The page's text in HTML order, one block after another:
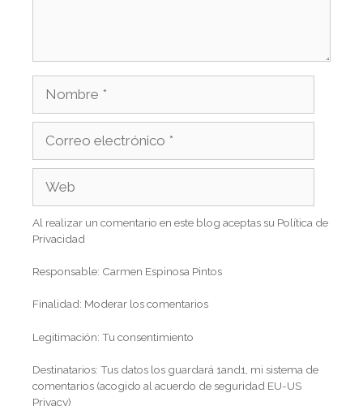
Al realizar un comentario en este blog aceptas su Política de
Privacidad
Responsable: Carmen Espinosa Pintos
Finalidad: Moderar los comentarios
Legitimación: Tu consentimiento
Destinatarios: Tus datos los guardará 1and1, mi sistema de
comentarios (acogido al acuerdo de seguridad EU-US
Privacy)